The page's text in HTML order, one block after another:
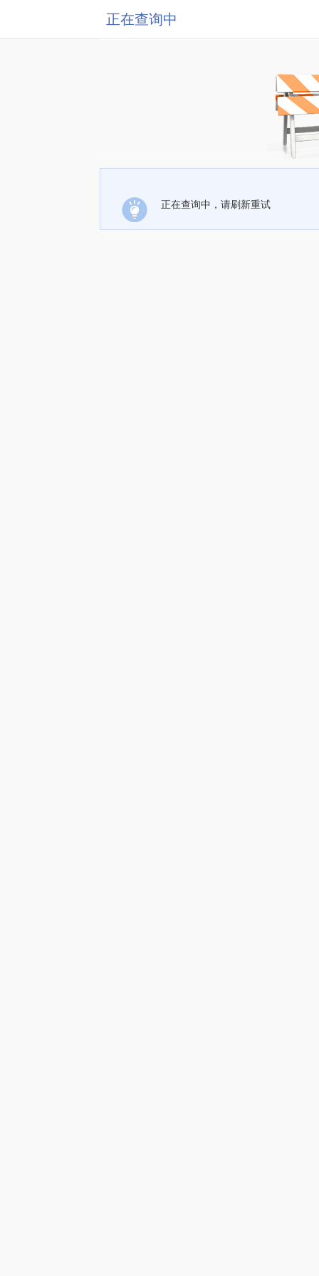
正在查询中
正在查询中，请刷新重试